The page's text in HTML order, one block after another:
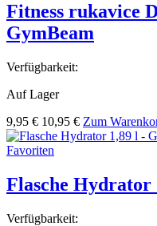
Fitness rukavice
GymBeam
Verfügbarkeit:
Auf Lager
9,95 € 10,95 € Zum
Favoriten
Flasche Hydrator
Verfügbarkeit: